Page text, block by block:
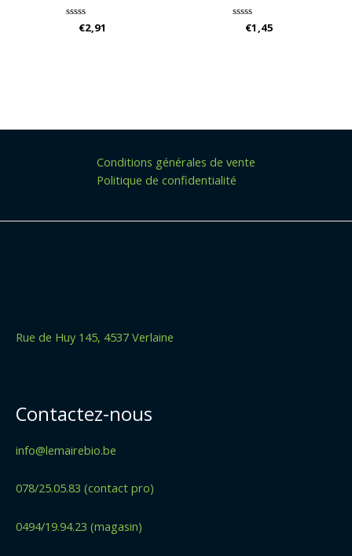
Rated
€2,91
Rated
€1,45
Conditions générales de vente
Politique de confidentialité
Rue de Huy 145, 4537 Verlaine
Contactez-nous
info@lemairebio.be
078/25.05.83 (contact pro)
0494/19.94.23 (magasin)